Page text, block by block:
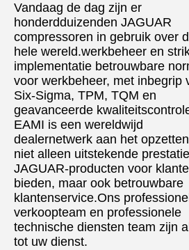
Vandaag de dag zijn er
honderdduizenden JAGUAR
compressoren in gebruik over
hele wereld.werkbeheer en
implementatie betrouwbare
voor werkbeheer, met inbegrip
Six-Sigma, TPM, TQM en
geavanceerde
EAMI is een wereldwijd
dealernetwerk aan het
niet alleen uitstekende
JAGUAR-producten voor
bieden, maar ook betrouwbare
klantenservice.Ons
verkoopteam en professionele
technische diensten team zijn
tot uw dienst.